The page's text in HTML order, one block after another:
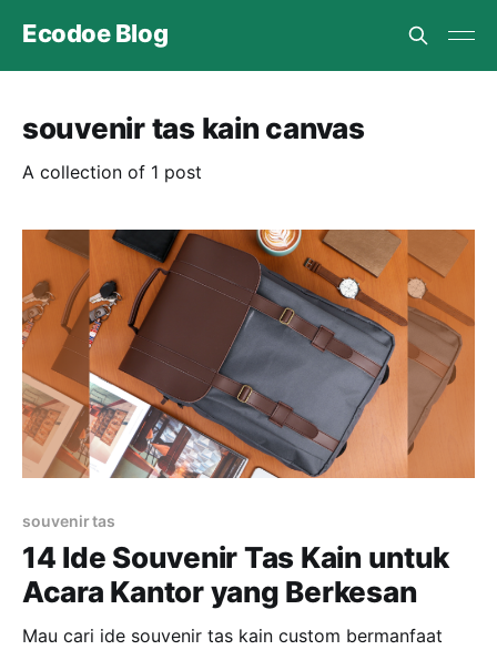
Ecodoe Blog
souvenir tas kain canvas
A collection of 1 post
souvenir tas
14 Ide Souvenir Tas Kain untuk
Acara Kantor yang Berkesan
Mau cari ide souvenir tas kain custom bermanfaat